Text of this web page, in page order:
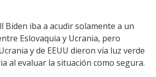
Biden iba a acudir solamente a un
Eslovaquia y Ucrania, pero
y de EEUU dieron vía luz verde
al evaluar la situación como segura.